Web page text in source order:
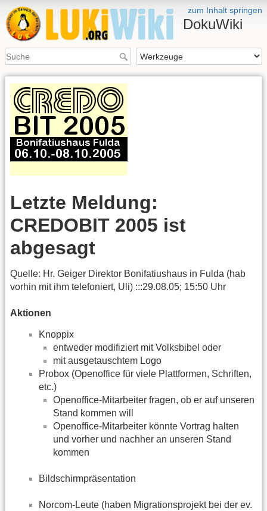
zum Inhalt springen
DokuWiki
Letzte Meldung:
CREDOBIT 2005 ist
abgesagt
Quelle: Hr. Geiger Direktor Bonifatiushaus in Fulda (hab
vorhin mit ihm telefoniert, Uli) :::29.08.05; 15:50 Uhr
Aktionen
Knoppix
entweder modifiziert mit Volksbibel oder
mit ausgetauschtem Logo
Probox (Openoffice für viele Plattformen, Schriften,
etc.)
Openoffice-Mitarbeiter fragen, ob er auf unseren
Stand kommen will
Openoffice-Mitarbeiter könnte Vortrag halten
und vorher und nachher an unseren Stand
kommen
Bildschirmpräsentation
Norcom-Leute (haben Migrationsprojekt bei der ev.